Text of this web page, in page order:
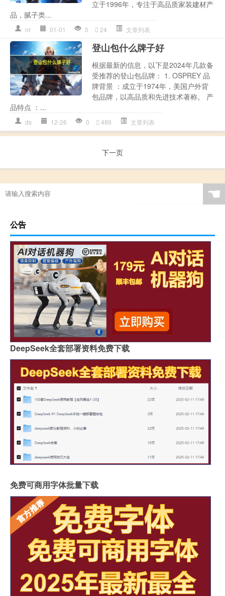
立于1996年，专注于高品质家装建材产
品，腻子类...
nr 01-01 0 24 文章列表
登山包什么牌子好
根据最新的信息，以下是2024年几款备
受推荐的登山包品牌： 1. OSPREY 品
牌背景 ：成立于1974年，美国户外背
包品牌，以高品质和先进技术著称。 产
品特点 ：...
ds 12-26 0 489 文章列表
下一页
☚
公告
DeepSeek全套部署资料免费下载
免费可商用字体批量下载